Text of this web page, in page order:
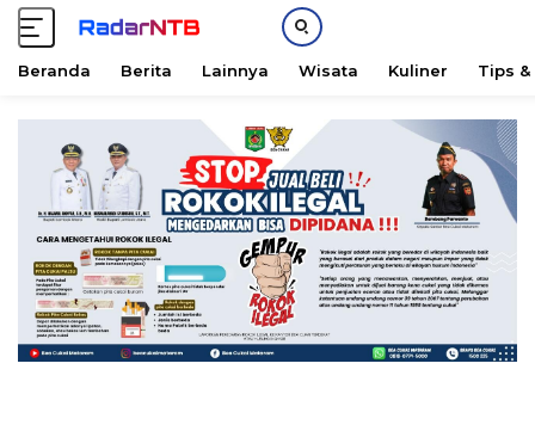
Beranda Berita Lainnya Wisata Kuliner Tips &